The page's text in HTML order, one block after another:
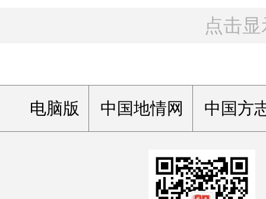
点击
电脑版 中国地情网 中国方